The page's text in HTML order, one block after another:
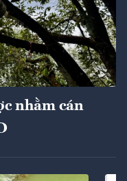
nhằm cán